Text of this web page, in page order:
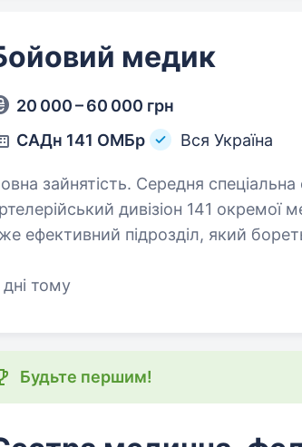
медик
20 000 – 60 000 грн
САДн 141 ОМБр
Вся Україна
зайнятість. Середня спеціальна освіта. Привіт! Ми —
дивізіон 141 окремої
ефективний підрозділ, який
дні тому
Будьте першим!